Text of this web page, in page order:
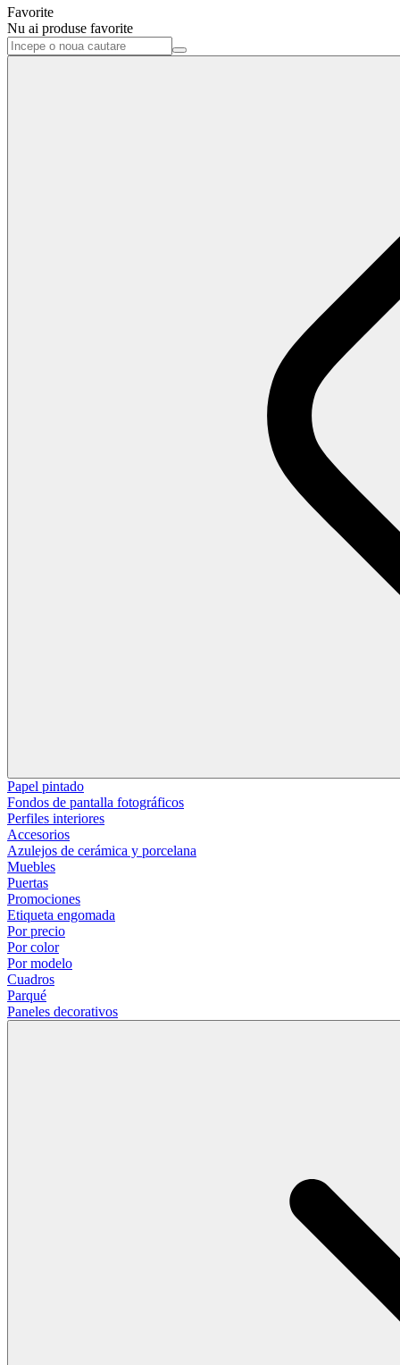
Favorite
Nu ai produse favorite
Papel pintado
Fondos de pantalla fotográficos
Perfiles interiores
Accesorios
Azulejos de cerámica y porcelana
Muebles
Puertas
Promociones
Etiqueta engomada
Por precio
Por color
Por modelo
Cuadros
Parqué
Paneles decorativos